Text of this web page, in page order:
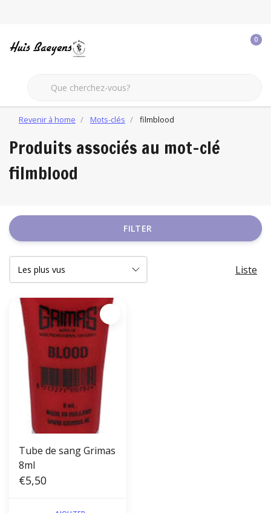
0
Revenir à home Mots-clés filmblood
Produits associés au mot-clé
filmblood
FILTER
Liste
Tube de sang Grimas
8ml
€5,50